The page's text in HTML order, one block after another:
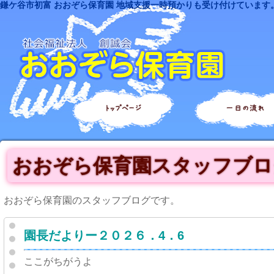
鎌ケ谷市初富 おおぞら保育園 地域支援一時預かりも受け付けています
トップページ 一日の流れ
おおぞら保育園スタッフブ
おおぞら保育園のスタッフブログです。
園長だよりー２０２６．4．6
ここがちがうよ